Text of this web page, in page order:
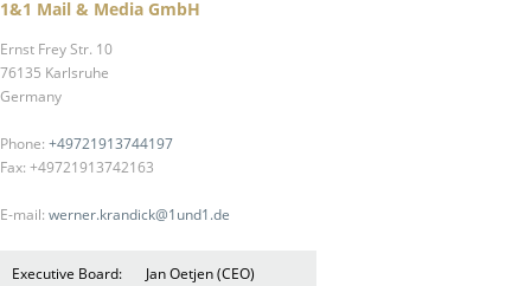
1&1 Mail & Media GmbH
Ernst Frey Str. 10
76135 Karlsruhe
Germany
Phone: +49721913744197
Fax: +49721913742163
E-mail: werner.krandick@1und1.de
Executive Board:
Jan Oetjen (CEO)